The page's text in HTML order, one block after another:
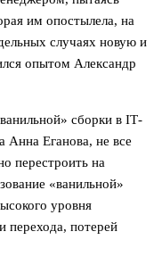
им опостылела, на
случаях новую и
опытом Александр
сборки в IТ-
Анна Еганова, не все
перестроить на
«ванильной»
уровня
перехода, потерей